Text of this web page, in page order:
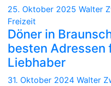
25. Oktober 2025 Walter
Freizeit
Döner in
besten Adressen
Liebhaber
31. Oktober 2024 Walter